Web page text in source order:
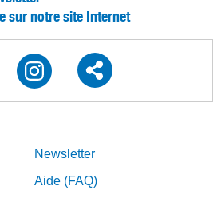
sur notre site Internet
Newsletter
Aide (FAQ)